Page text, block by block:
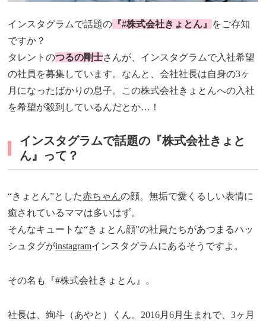
インスタグラムで話題の 『#株式会社きょとん』 をご存知
ですか？
タレントのつるの剛士さんが、インスタグラムで入社希望
の社員を募集しています。なんと、会社社長は自身の3ヶ
月になったばかりの息子。この株式会社きょとんへの入社
を希望が殺到しているんだとか…！
インスタグラムで話題の『株式会社きょと
ん』って？
“きょとん”とした赤ちゃんの顔。無垢で愛くるしい表情に
癒されているママは多いはず。
そんなキュートな“きょとん顔”の社員たちがあつまるハッ
シュタグがinstagramインスタグラムにあるそうですよ。
その名も『#株式会社きょとん』。
社長は、絢斗（あやと）くん。2016月6月生まれで、3ヶ月